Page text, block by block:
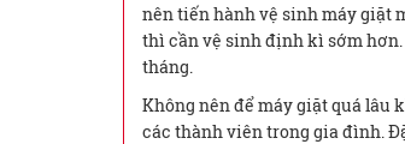
nên tiến hành vệ sinh máy giặt
thì cần vệ sinh định kì sớm
tháng.
Không nên để máy giặt quá lâu
các thành viên trong gia đình.